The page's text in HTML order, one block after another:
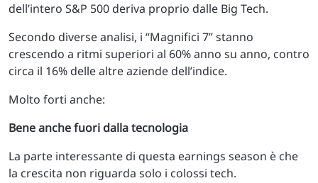
dell’intero S&P 500 deriva proprio dalle Big Tech.
Secondo diverse analisi, i “Magnifici 7” stanno
crescendo a ritmi superiori al 60% anno su anno, contro
circa il 16% delle altre aziende dell’indice.
Molto forti anche:
Bene anche fuori dalla tecnologia
La parte interessante di questa earnings season è che
la crescita non riguarda solo i colossi tech.